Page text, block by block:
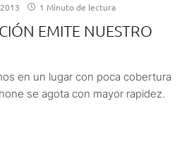
1 Minuto de lectura
EMITE NUESTRO
en un lugar con poca cobertura
se agota con mayor rapidez.